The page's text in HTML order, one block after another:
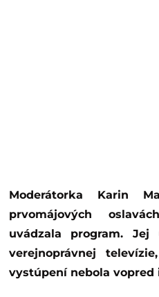
Moderátorka Karin Majtánová vystúpila na
prvomájových
uvádzala program. Jej
verejnoprávnej
vystúpení nebola vopred